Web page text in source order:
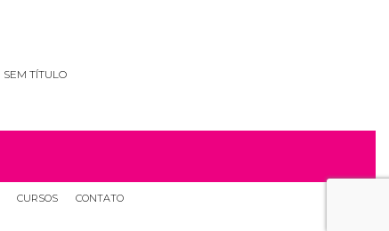
SEM TÍTULO
CURSOS CONTATO